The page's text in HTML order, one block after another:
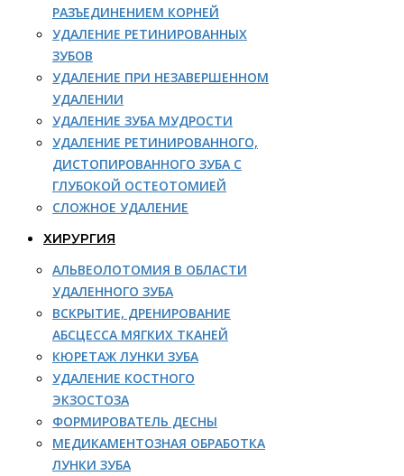
РАЗЪЕДИНЕНИЕМ КОРНЕЙ
УДАЛЕНИЕ РЕТИНИРОВАННЫХ
ЗУБОВ
УДАЛЕНИЕ ПРИ НЕЗАВЕРШЕННОМ
УДАЛЕНИИ
УДАЛЕНИЕ ЗУБА МУДРОСТИ
УДАЛЕНИЕ РЕТИНИРОВАННОГО,
ДИСТОПИРОВАННОГО ЗУБА С
ГЛУБОКОЙ ОСТЕОТОМИЕЙ
СЛОЖНОЕ УДАЛЕНИЕ
ХИРУРГИЯ
АЛЬВЕОЛОТОМИЯ В ОБЛАСТИ
УДАЛЕННОГО ЗУБА
ВСКРЫТИЕ, ДРЕНИРОВАНИЕ
АБСЦЕССА МЯГКИХ ТКАНЕЙ
КЮРЕТАЖ ЛУНКИ ЗУБА
УДАЛЕНИЕ КОСТНОГО
ЭКЗОСТОЗА
ФОРМИРОВАТЕЛЬ ДЕСНЫ
МЕДИКАМЕНТОЗНАЯ ОБРАБОТКА
ЛУНКИ ЗУБА